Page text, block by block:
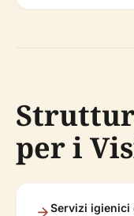
per i
Servizi igienici